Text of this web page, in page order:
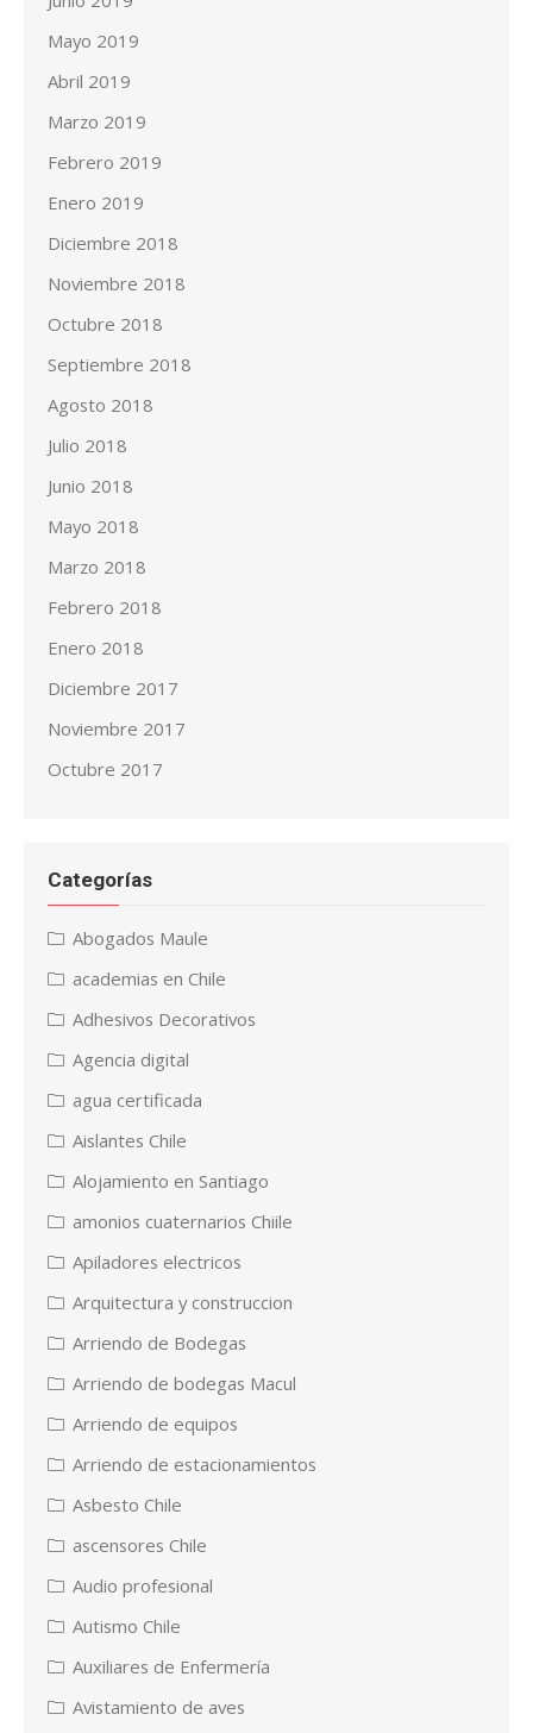
Mayo 2019
Abril 2019
Marzo 2019
Febrero 2019
Enero 2019
Diciembre 2018
Noviembre 2018
Octubre 2018
Septiembre 2018
Agosto 2018
Julio 2018
Junio 2018
Mayo 2018
Marzo 2018
Febrero 2018
Enero 2018
Diciembre 2017
Noviembre 2017
Octubre 2017
Categorías
Abogados Maule
academias en Chile
Adhesivos Decorativos
Agencia digital
agua certificada
Aislantes Chile
Alojamiento en Santiago
amonios cuaternarios Chiile
Apiladores electricos
Arquitectura y construccion
Arriendo de Bodegas
Arriendo de bodegas Macul
Arriendo de equipos
Arriendo de estacionamientos
Asbesto Chile
ascensores Chile
Audio profesional
Autismo Chile
Auxiliares de Enfermería
Avistamiento de aves